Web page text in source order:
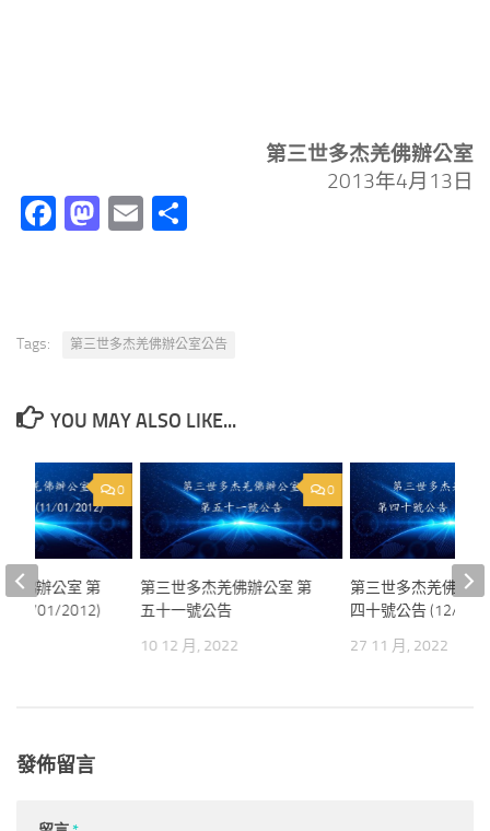
第三世多杰羌佛辦公室
2013年4月13日
Facebook
Mastodon
Email
Tags: 第三世多杰羌佛辦公室公告
YOU MAY ALSO LIKE...
0
第三世多杰羌佛辦公室 第
五十一號公告
10 12 月, 2022
第三世多杰羌佛辦
四十號公告 (12/04/
27 11 月, 2022
0
羌佛辦公室 第
(11/01/2012)
發佈留言